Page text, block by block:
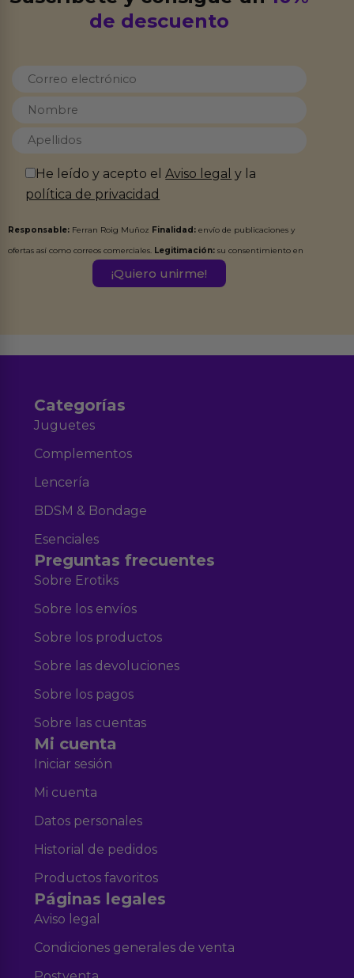
de descuento
He leído y acepto elAviso legal y la
política de privacidad
Responsable: Ferran Roig Muñoz Finalidad: envío de publicaciones y
ofertas así como correos comerciales. Legitimación: su consentimiento en
Destinatarios:Ferran Roig Muñoz. Podrás ejercer tus
Categorías
Juguetes
Complementos
Lencería
BDSM & Bondage
Esenciales
Preguntas frecuentes
Sobre Erotiks
Sobre los envíos
Sobre los productos
Sobre las devoluciones
Sobre los pagos
Sobre las cuentas
Mi cuenta
Iniciar sesión
Mi cuenta
Datos personales
Historial de pedidos
Productos favoritos
Páginas legales
Aviso legal
Condiciones generales de venta